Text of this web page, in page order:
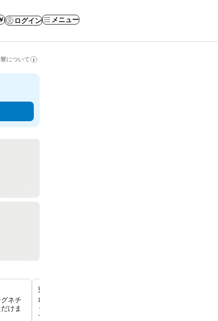
ログイン メニュー
について
ネチ
けま
蓮の趣がある屋上プール
8階の屋上プールとホットタブでリラックスしませんか。
ジャーと街のスカイラインのパノラマビューが広がる穏
す。